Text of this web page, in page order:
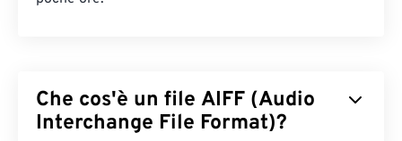
Che cos'è un file AIFF (Audio
Interchange File Format)?